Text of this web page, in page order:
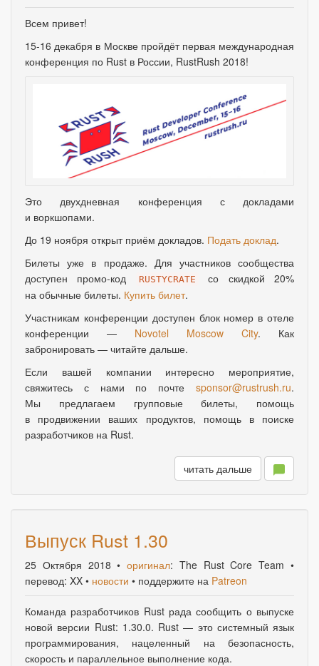
Всем привет!
15-16 декабря в Москве пройдёт первая международная
конференция по Rust в России, RustRush 2018!
Это двухдневная конференция с докладами
и воркшопами.
До 19 ноября открыт приём докладов. Подать доклад.
Билеты уже в продаже. Для участников сообщества
доступен промо-код
RUSTYCRATE
со скидкой 20%
на обычные билеты. Купить билет.
Участникам конференции доступен блок номер в отеле
конференции — Novotel Moscow City. Как
забронировать — читайте дальше.
Если вашей компании интересно мероприятие,
свяжитесь с нами по почте sponsor@rustrush.ru.
Мы предлагаем групповые билеты,
помощь
в продвижении ваших продуктов,
помощь в поиске
разработчиков на Rust.
читать дальше
Выпуск Rust 1.30
25 Октября 2018•оригинал: The Rust Core Team •
перевод: XX • новости • поддержите на Patreon
Команда разработчиков Rust рада сообщить о выпуске
новой версии Rust: 1.30.0. Rust — это системный язык
программирования, нацеленный на безопасность,
скорость и параллельное выполнение кода.